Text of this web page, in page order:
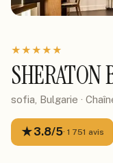
★★★★★
SHERATON
sofia, Bulgarie ·
★3.8/5· 1 751 avis